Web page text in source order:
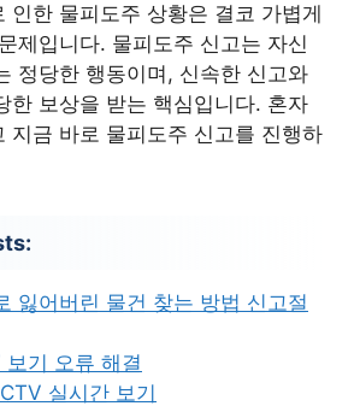
인한 물피도주 상황은 결코 가볍게
제입니다. 물피도주 신고는 자신
정당한 행동이며, 신속한 신고와
한 보상을 받는 핵심입니다. 혼자
지금 바로 물피도주 신고를 진행하
잃어버린 물건 찾는 방법 신고절
기 오류 해결
실시간 보기